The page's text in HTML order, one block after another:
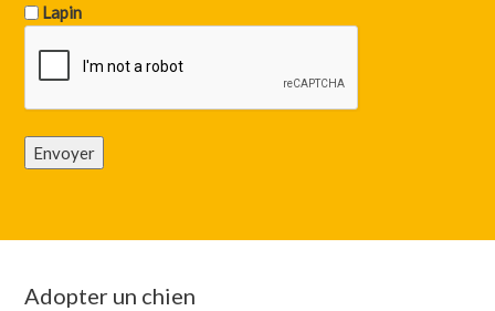
Lapin
Envoyer
Adopter un chien